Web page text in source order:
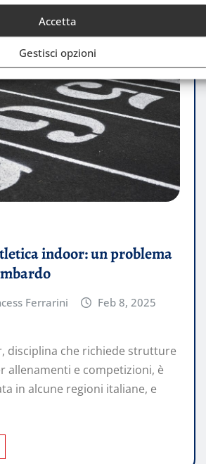
Accetta
Gestisci opzioni
indoor: un problema
Ferrarini
Feb 8, 2025
disciplina che richiede strutture
allenamenti e competizioni, è
in alcune regioni italiane, e